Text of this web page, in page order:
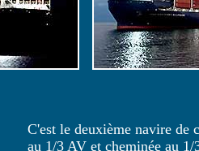
C'est le deuxième navire de
au 1/3 AV et cheminée au